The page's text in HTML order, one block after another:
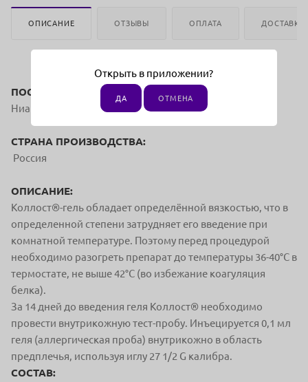
ОПИСАНИЕ ОТЗЫВЫ ОПЛАТА ДОСТАВКА
ПОСТАВЩИК:
Ниармедик Плюс
СТРАНА ПРОИЗВОДСТВА:
Россия
ОПИСАНИЕ:
Коллост®-гель обладает определённой вязкостью, что в
определенной степени затрудняет его введение при
комнатной температуре. Поэтому перед процедурой
необходимо разогреть препарат до температуры 36-40°С в
термостате, не выше 42°С (во избежание коагуляция
белка).
За 14 дней до введения геля Коллост® необходимо
провести внутрикожную тест-пробу. Инъецируется 0,1 мл
геля (аллергическая проба) внутрикожно в область
предплечья, используя иглу 27 1/2 G калибра.
СОСТАВ:
Открыть в приложении?
ДА ОТМЕНА